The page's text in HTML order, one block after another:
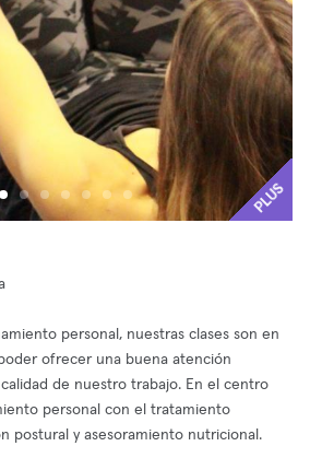
PLUS
personal, nuestras clases son en
ofrecer una buena atención
de nuestro trabajo. En el centro
personal con el tratamiento
postural y asesoramiento nutricional.